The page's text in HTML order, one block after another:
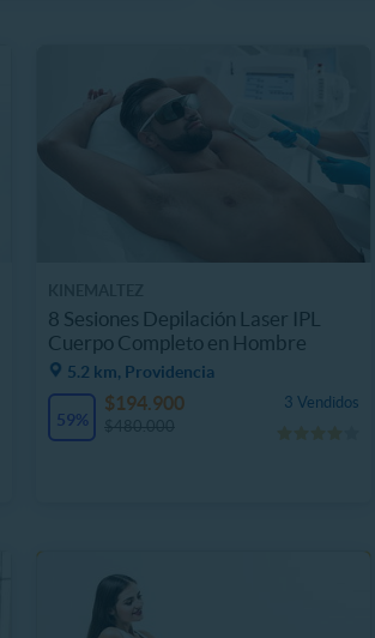
8 Sesiones Depilación Laser IPL
Cuerpo Completo en Hombre
5.2 km, Providencia
59%
3 Vendidos
$194.900